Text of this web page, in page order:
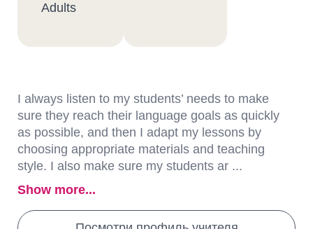
Adults
I always listen to my students’ needs to make
sure they reach their language goals as quickly
as possible, and then I adapt my lessons by
choosing appropriate materials and teaching
style. I also make sure my students ar ...
Show more...